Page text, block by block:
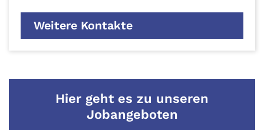
Weitere Kontakte
Hier geht es zu unseren
Jobangeboten